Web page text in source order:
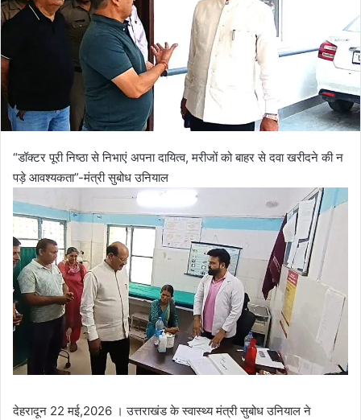
i
l
“डॉक्टर पूरी निष्ठा से निभाएं अपना दायित्व, मरीजों को बाहर से दवा खरीदने की न
पड़े आवश्यकता”-मंत्री सुबोध उनियाल
देहरादून 22 मई,2026 । उत्तराखंड के स्वास्थ्य मंत्री सुबोध उनियाल ने